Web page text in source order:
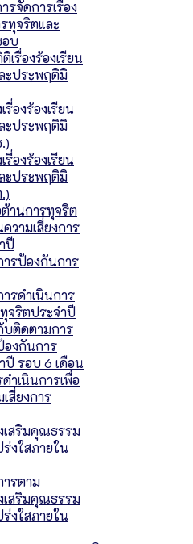
จัดการเรื่อง
ทุจริตและ
บ
เรื่องร้องเรียน
ะประพฤติมิ
รื่องร้องเรียน
ะประพฤติมิ
รื่องร้องเรียน
ะประพฤติมิ
านการทุจริต
วามเสี่ยงการ
ปี
รป้องกันการ
รดำเนินการ
จริตประจำปี
บติดตามการ
องกันการ
ปี รอบ 6 เดือน
ำเนินการเพื่อ
สี่ยงการ
เสริมคุณธรรม
งใสภายใน
ารตาม
เสริมคุณธรรม
งใสภายใน